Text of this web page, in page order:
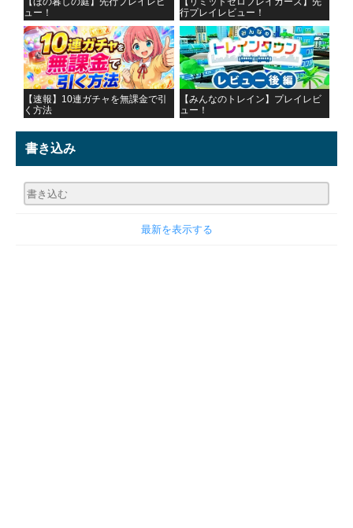
ュー！
行プレイレビュー！
【速報】10連ガチャを無課金で引
く方法
【みんなのトレイン】プレイレビ
ュー！
書き込み
最新を表示する